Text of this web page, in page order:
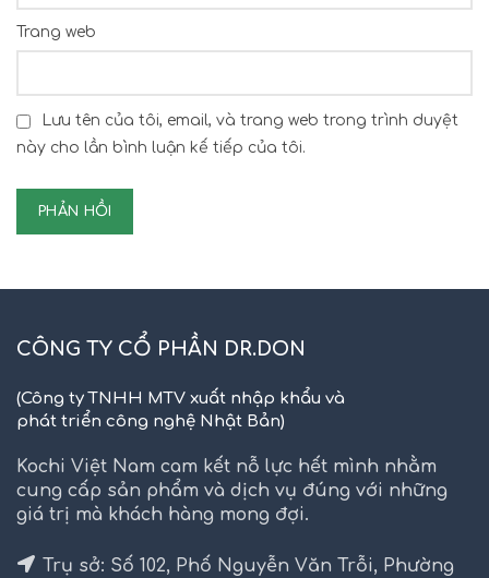
Trang web
Lưu tên của tôi, email, và trang web trong trình duyệt
này cho lần bình luận kế tiếp của tôi.
CÔNG TY CỔ PHẦN DR.DON
(Công ty TNHH MTV xuất nhập khẩu và
phát triển công nghệ Nhật Bản)
Kochi Việt Nam cam kết nỗ lực hết mình nhằm
cung cấp sản phẩm và dịch vụ đúng với những
giá trị mà khách hàng mong đợi.
Trụ sở: Số 102, Phố Nguyễn Văn Trỗi, Phường